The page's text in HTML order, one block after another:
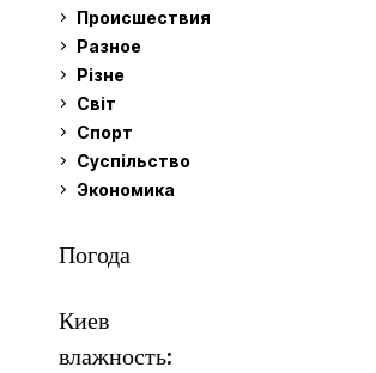
Происшествия
Разное
Різне
Світ
Спорт
Суспільство
Экономика
Погода
Киев
влажность: